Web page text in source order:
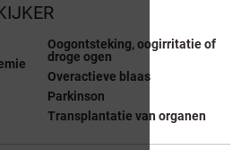
Oogontsteking, oogirritatie of
droge ogen
Overactieve blaas
Parkinson
Transplantatie van organen